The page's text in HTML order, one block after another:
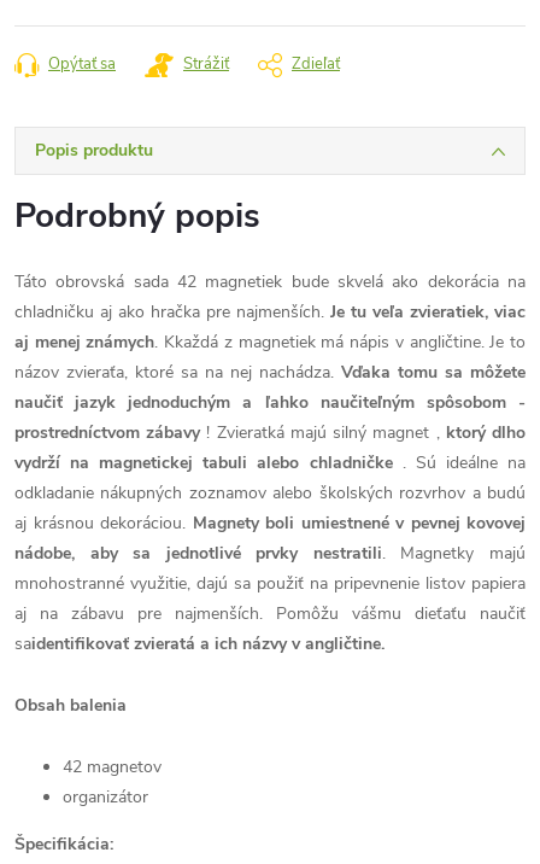
Opýtať sa Strážiť Zdieľať
Popis produktu
Podrobný popis
Táto obrovská sada 42 magnetiek bude skvelá ako dekorácia na
chladničku aj ako hračka pre najmenších. Je tu veľa zvieratiek, viac
aj menej známych. Kkaždá z magnetiek má nápis v angličtine. Je to
názov zvieraťa, ktoré sa na nej nachádza. Vďaka tomu sa môžete
naučiť jazyk jednoduchým a ľahko naučiteľným spôsobom -
prostredníctvom zábavy ! Zvieratká majú silný magnet ,ktorý dlho
vydrží na magnetickej tabuli alebo chladničke . Sú ideálne na
odkladanie nákupných zoznamov alebo školských rozvrhov a budú
aj krásnou dekoráciou. Magnety boli umiestnené v pevnej kovovej
nádobe, aby sa jednotlivé prvky nestratili.
Magnetky majú
mnohostranné využitie, dajú sa použiť na pripevnenie listov papiera
aj na zábavu pre najmenších.
Pomôžu vášmu dieťaťu naučiť
saidentifikovať zvieratá a ich názvy v angličtine.
Obsah balenia
42 magnetov
organizátor
Špecifikácia: